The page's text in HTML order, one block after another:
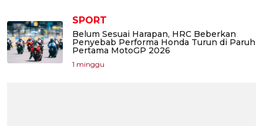
SPORT
Belum Sesuai Harapan, HRC Beberkan
Penyebab Performa Honda Turun di Paruh
Pertama MotoGP 2026
1 minggu